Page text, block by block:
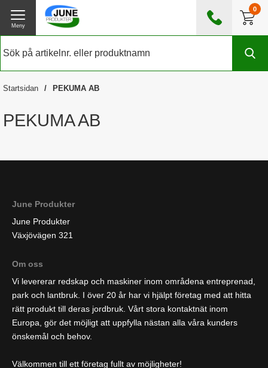
0
0476 - 185560
Meny
Startsidan PEKUMA AB
PEKUMA AB
June Produkter
June Produkter
Växjövägen 321
Om oss
Vi levererar redskap och maskiner inom områdena entreprenad,
park och lantbruk. I över 20 år har vi hjälpt företag med att hitta
rätt produkt till deras jordbruk. Vårt stora kontaktnät inom
Europa, gör det möjligt att uppfylla nästan alla våra kunders
önskemål och behov.
Välkommen till ett företag fullt av möjligheter!